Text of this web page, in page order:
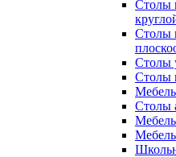
Столы
Столы
Столы
Столы
Столы